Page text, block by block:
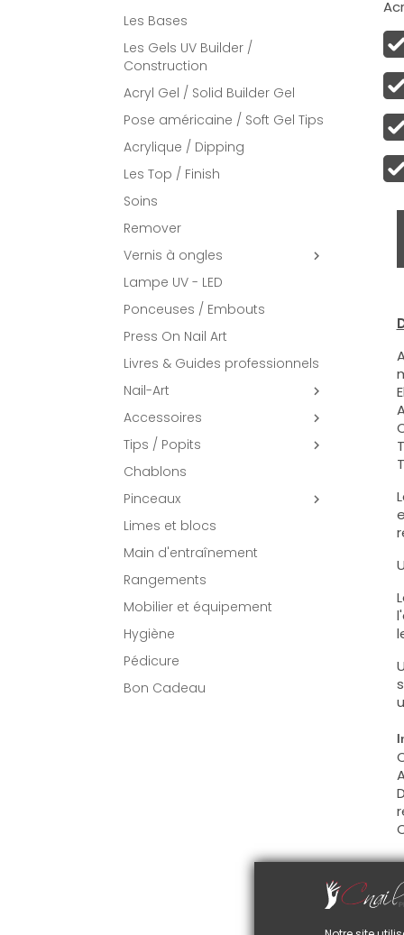
Les Bases
Les Gels UV Builder /
Construction
Acryl Gel / Solid Builder Gel
Pose américaine / Soft Gel Tips
Acrylique / Dipping
Les Top / Finish
Soins
Remover
Vernis à ongles

Lampe UV - LED
Ponceuses / Embouts
Press On Nail Art
Livres & Guides professionnels
Nail-Art

Accessoires 
Tips / Popits 
Chablons
Pinceaux

Limes et blocs
Main d'entraînement
Rangements
Mobilier et équipement
Hygiène
Pédicure
Bon Cadeau